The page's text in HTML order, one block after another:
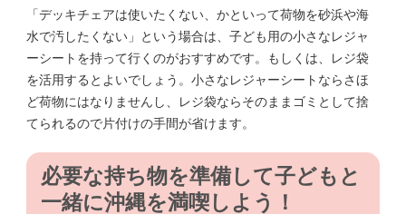
「デッキチェアは使いたくない、かといって荷物を砂浜や海
水で汚したくない」という場合は、子ども用の小さなレジャ
ーシートを持って行くのがおすすめです。もしくは、レジ袋
を活用するとよいでしょう。小さなレジャーシートならさほ
ど荷物にはなりませんし、レジ袋ならそのままゴミとして捨
てられるので片付けの手間が省けます。
必要な持ち物を準備して子どもと
一緒に沖縄を満喫しよう！